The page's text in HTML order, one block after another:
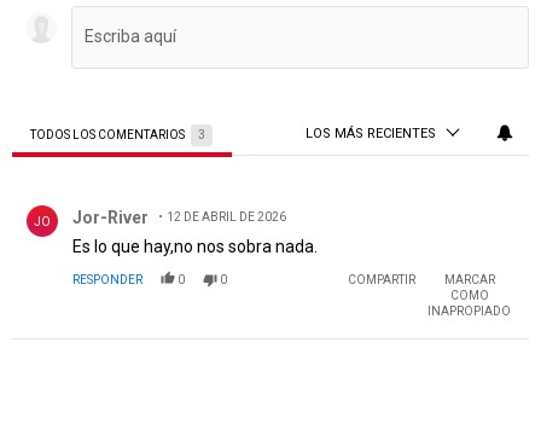
TODOS LOS COMENTARIOS 3 LOS MÁS RECIENTES
JO Jor-River 12 DE ABRIL DE 2026
Es lo que hay,no nos sobra nada.
RESPONDER 0 0 COMPARTIR
MARCAR
COMO
INAPROPIADO